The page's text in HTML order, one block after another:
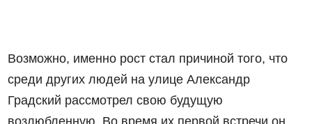
Возможно, именно рост стал причиной того, что
среди других людей на улице Александр
Градский рассмотрел свою будущую
возлюбленную. Во время их первой встречи он